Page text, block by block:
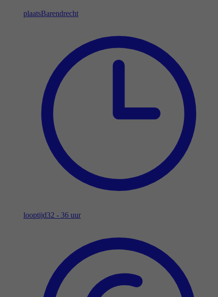
plaatsBarendrecht
looptijd32 - 36 uur